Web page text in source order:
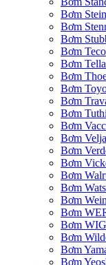
Bơm
Bơm
Bơm
Bơm Teco
Bơm
Bơm
Bơm
Bơm
Bơm
Bơm
Bơm
Bơm
Bơm
Bơm
Bơm
Bơm
Bơm
Bơm
Bơm
Bơm
Bơm